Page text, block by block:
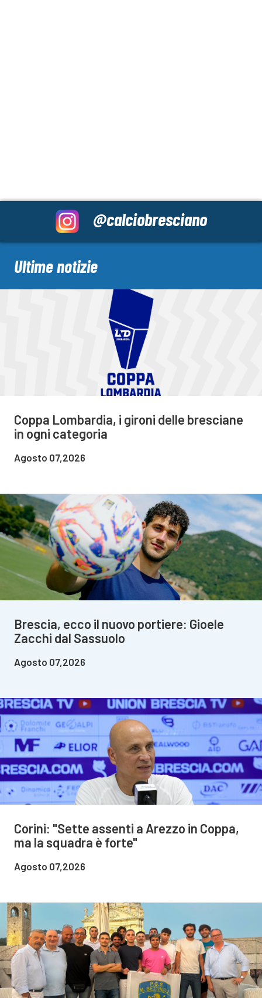
@calciobresciano
Ultime notizie
Coppa Lombardia, i gironi delle bresciane
in ogni categoria
Agosto 07,2026
Brescia, ecco il nuovo portiere: Gioele
Zacchi dal Sassuolo
Agosto 07,2026
Corini: "Sette assenti a Arezzo in Coppa,
ma la squadra è forte"
Agosto 07,2026